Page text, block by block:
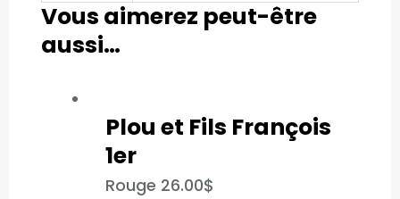
Vous aimerez peut-être
aussi…
Plou et Fils François
1er
Rouge 26.00$